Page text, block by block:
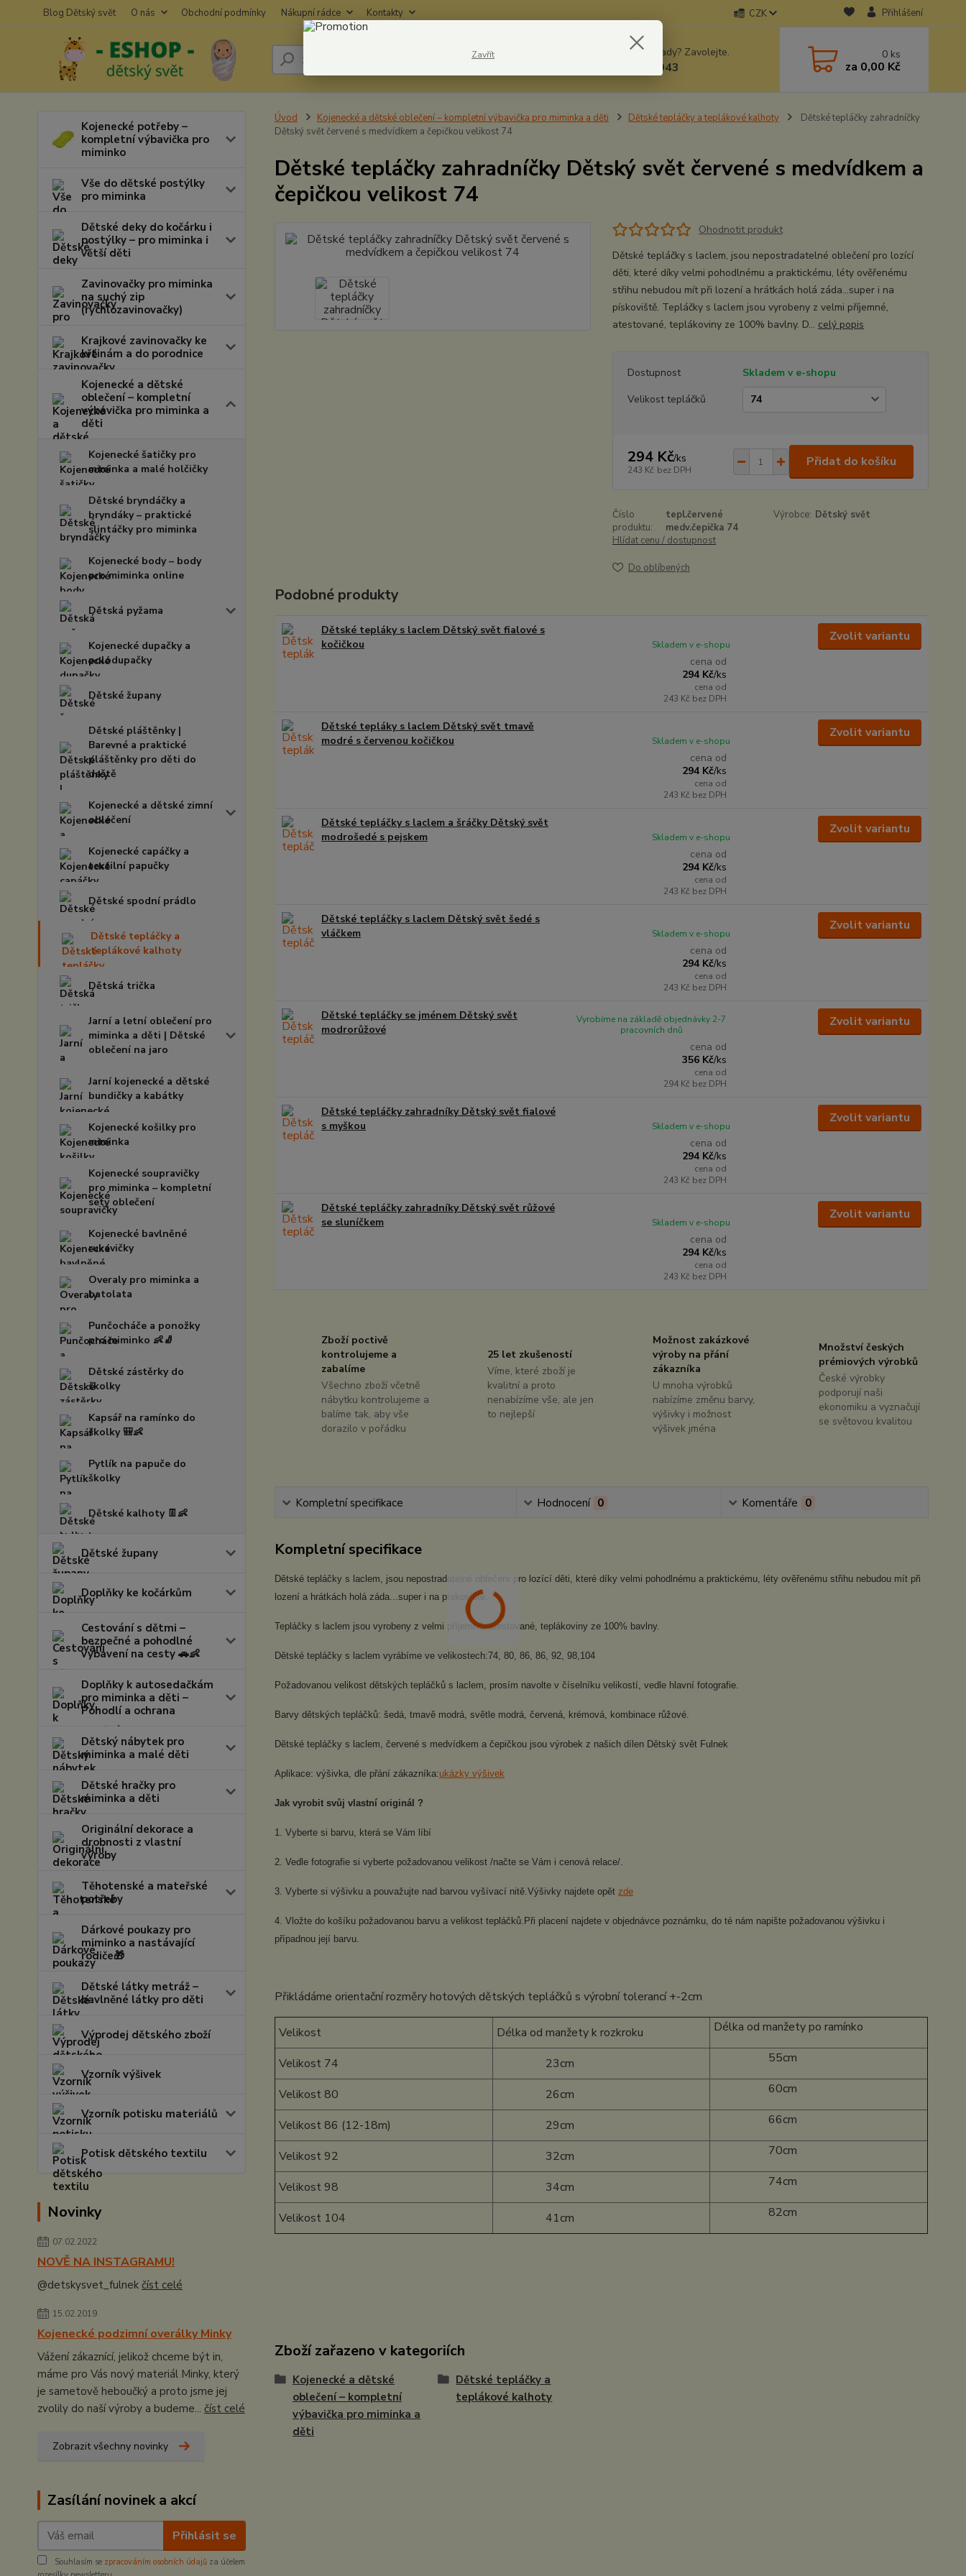
Blog Dětský svět O nás Obchodní podmínky Nákupní rádce Kontakty CZK Přihlášení
Hledat Nevíte si rady? Zavolejte.
604278943
0 ks
za 0,00 Kč
Kojenecké potřeby –
kompletní výbavička pro
miminko
Vše do dětské postýlky
pro miminka
Dětské deky do kočárku i
postýlky – pro miminka i
větší děti
Zavinovačky pro miminka
na suchý zip
(rychlozavinovačky)
Krajkové zavinovačky ke
křtinám a do porodnice
Kojenecké a dětské
oblečení – kompletní
výbavička pro miminka a
děti
Kojenecké šatičky pro
miminka a malé holčičky
Dětské bryndáčky a
bryndáky – praktické
slintáčky pro miminka
Kojenecké body – body
pro miminka online
Dětská pyžama
Kojenecké dupačky a
polodupačky
Dětské župany
Dětské pláštěnky |
Barevné a praktické
pláštěnky pro děti do
deště
Kojenecké a dětské zimní
oblečení
Kojenecké capáčky a
textilní papučky
Dětské spodní prádlo
Dětské tepláčky a
teplákové kalhoty
Dětská trička
Jarní a letní oblečení pro
miminka a děti | Dětské
oblečení na jaro
Jarní kojenecké a dětské
bundičky a kabátky
Kojenecké košilky pro
miminka
Kojenecké soupravičky
pro miminka – kompletní
sety oblečení
Kojenecké bavlněné
rukavičky
Overaly pro miminka a
batolata
Punčocháče a ponožky
pro miminko 👶🧦
Dětské zástěrky do
školky
Kapsář na ramínko do
školky 🎒👶
Pytlík na papuče do
školky
Dětské kalhoty 👖👶
Dětské župany
Doplňky ke kočárkům
Cestování s dětmi –
bezpečné a pohodlné
vybavení na cesty 🚗👶
Doplňky k autosedačkám
pro miminka a děti –
Pohodlí a ochrana
Dětský nábytek pro
miminka a malé děti
Dětské hračky pro
miminka a děti
Originální dekorace a
drobnosti z vlastní
výroby
Těhotenské a mateřské
potřeby
Dárkové poukazy pro
miminko a nastávající
rodiče🎁
Dětské látky metráž –
bavlněné látky pro děti
Výprodej dětského zboží
Vzorník výšivek
Vzorník potisku materiálů
Potisk dětského textilu
Novinky
07.02.2022
NOVĚ NA INSTAGRAMU!
@detskysvet_fulnek číst celé
15.02.2019
Kojenecké podzimní overálky Minky
Vážení zákaznící, jelikož chceme být in,
máme pro Vás nový materiál Minky, který
je sametově heboučký a proto jsme jej
zvolily do naší výroby a budeme... číst celé
Zobrazit všechny novinky
Zasílání novinek a akcí
Přihlásit se
Souhlasím se zpracováním osobních údajů za účelem
Úvod Kojenecké a dětské oblečení – kompletní výbavička pro miminka a děti Dětské tepláčky a teplákové kalhoty
Dětské tepláčky zahradníčky
Dětský svět červené s medvídkem a čepičkou velikost 74
Dětské tepláčky zahradníčky Dětský svět červené s medvídkem a
čepičkou velikost 74
Ohodnotit produkt
Dětské tepláčky s laclem, jsou nepostradatelné oblečení pro lozící
děti, které díky velmi pohodlnému a praktickému, léty ověřenému
střihu nebudou mít při lození a hrátkách holá záda...super i na
pískoviště. Tepláčky s laclem jsou vyrobeny z velmi příjemné,
atestované, teplákoviny ze 100% bavlny. D... celý popis
Dostupnost
Skladem v e-shopu
Velikost tepláčků
294 Kč/ks
243 Kč bez DPH
Přidat do košíku
Číslo
produktu:
tepl.červené
medv.čepička 74
Výrobce: Dětský svět
Hlídat cenu / dostupnost
Do oblíbených
Podobné produkty
Dětské tepláky s laclem Dětský svět fialové s
kočičkou
cena od
294 Kč/ks
cena od
243 Kč bez DPH
Skladem v e-shopu
Zvolit variantu
Dětské tepláky s laclem Dětský svět tmavě
modré s červenou kočičkou
cena od
294 Kč/ks
cena od
243 Kč bez DPH
Skladem v e-shopu
Zvolit variantu
Dětské tepláčky s laclem a šráčky Dětský svět
modrošedé s pejskem
cena od
294 Kč/ks
cena od
243 Kč bez DPH
Skladem v e-shopu
Zvolit variantu
Dětské tepláčky s laclem Dětský svět šedé s
vláčkem
cena od
294 Kč/ks
cena od
243 Kč bez DPH
Skladem v e-shopu
Zvolit variantu
Dětské tepláčky se jménem Dětský svět
modrorůžové
cena od
356 Kč/ks
cena od
294 Kč bez DPH
Vyrobíme na základě objednávky 2-7
pracovních dnů
Zvolit variantu
Dětské tepláčky zahradníky Dětský svět fialové
s myškou
cena od
294 Kč/ks
cena od
243 Kč bez DPH
Skladem v e-shopu
Zvolit variantu
Dětské tepláčky zahradníky Dětský svět růžové
se sluníčkem
cena od
294 Kč/ks
cena od
243 Kč bez DPH
Skladem v e-shopu
Zvolit variantu
Zboží poctivě
kontrolujeme a
zabalíme
Všechno zboží včetně
nábytku kontrolujeme a
balíme tak, aby vše
dorazilo v pořádku
25 let zkušeností
Víme, které zboží je
kvalitní a proto
nenabízíme vše, ale jen
to nejlepší
Možnost zakázkové
výroby na přání
zákazníka
U mnoha výrobků
nabízíme změnu barvy,
výšivky i možnost
výšivek jména
Množství českých
prémiových výrobků
České výrobky
podporují naši
ekonomiku a vyznačují
se světovou kvalitou
Kompletní specifikace Hodnocení 0 Komentáře 0
Kompletní specifikace
Dětské tepláčky s laclem, jsou nepostradatelné oblečení pro lozící děti, které díky velmi pohodlnému a praktickému, léty ověřenému střihu nebudou mít při
lození a hrátkách holá záda...super i na pískoviště.
Tepláčky s laclem jsou vyrobeny z velmi příjemné, atestované, teplákoviny ze 100% bavlny.
Dětské tepláčky s laclem vyrábíme ve velikostech:74, 80, 86, 86, 92, 98,104
Požadovanou velikost dětských tepláčků s laclem, prosím navolte v číselníku velikostí, vedle hlavní fotografie.
Barvy dětských tepláčků: šedá, tmavě modrá, světle modrá, červená, krémová, kombinace růžové.
Dětské tepláčky s laclem, červené s medvídkem a čepičkou jsou výrobek z našich dílen Dětský svět Fulnek
Aplikace: výšivka, dle přání zákazníka:ukázky výšivek
Jak vyrobit svůj vlastní originál ?
1. Vyberte si barvu, která se Vám líbí
2. Vedle fotografie si vyberte požadovanou velikost /načte se Vám i cenová relace/.
3. Vyberte si výšivku a pouvažujte nad barvou vyšívací nitě.Výšivky najdete opět zde
4. Vložte do košíku požadovanou barvu a velikost tepláčků.Při placení najdete v objednávce poznámku, do té nám napište požadovanou výšivku i
případnou její barvu.
Přikládáme orientační rozměry hotových dětských tepláčků s výrobní tolerancí +-2cm
Velikost Délka od manžety k rozkroku Délka od manžety po ramínko
Velikost 74 23cm 55cm
Velikost 80 26cm 60cm
Velikost 86 (12-18m) 29cm 66cm
Velikost 92 32cm 70cm
Velikost 98 34cm 74cm
Velikost 104 41cm 82cm
Zboží zařazeno v kategoriích
Kojenecké a dětské
oblečení – kompletní
výbavička pro miminka a
děti
Dětské tepláčky a
teplákové kalhoty
Zavřít